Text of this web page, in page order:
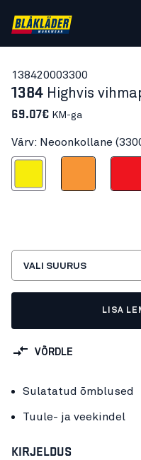
138420003300
1384 Highvis
69.07€ KM-ga
Värv: Neoonkollane
VALI SUURUS
LISA
VÕRDLE
Sulatatud õmblused
Tuule- ja veekindel
KIRJELDUS